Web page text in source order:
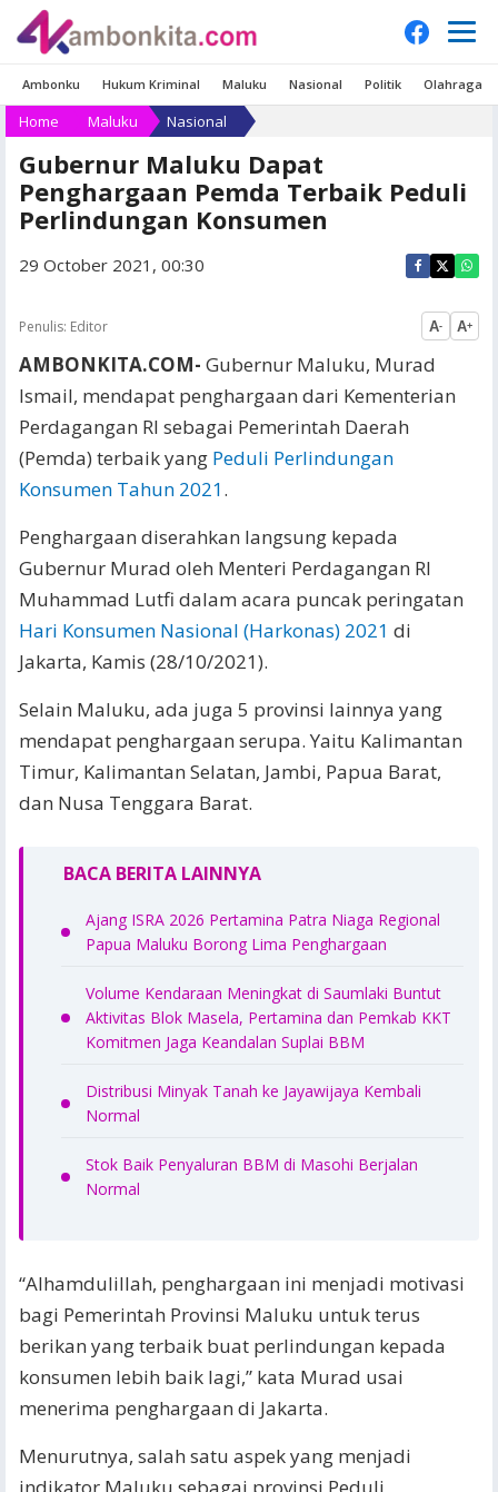
Ambonku Hukum Kriminal Maluku Nasional Politik Olahraga
Home Maluku Nasional
Gubernur Maluku Dapat
Penghargaan Pemda Terbaik Peduli
Perlindungan Konsumen
29 October 2021, 00:30
Penulis: Editor A- A+
AMBONKITA.COM- Gubernur Maluku, Murad
Ismail, mendapat penghargaan dari Kementerian
Perdagangan RI sebagai Pemerintah Daerah
(Pemda) terbaik yang Peduli Perlindungan
Konsumen Tahun 2021.
Penghargaan diserahkan langsung kepada
Gubernur Murad oleh Menteri Perdagangan RI
Muhammad Lutfi dalam acara puncak peringatan
Hari Konsumen Nasional (Harkonas) 2021 di
Jakarta, Kamis (28/10/2021).
Selain Maluku, ada juga 5 provinsi lainnya yang
mendapat penghargaan serupa. Yaitu Kalimantan
Timur, Kalimantan Selatan, Jambi, Papua Barat,
dan Nusa Tenggara Barat.
BACA BERITA LAINNYA
Ajang ISRA 2026 Pertamina Patra Niaga Regional
Papua Maluku Borong Lima Penghargaan
Volume Kendaraan Meningkat di Saumlaki Buntut
Aktivitas Blok Masela, Pertamina dan Pemkab KKT
Komitmen Jaga Keandalan Suplai BBM
Distribusi Minyak Tanah ke Jayawijaya Kembali
Normal
Stok Baik Penyaluran BBM di Masohi Berjalan
Normal
“Alhamdulillah, penghargaan ini menjadi motivasi
bagi Pemerintah Provinsi Maluku untuk terus
berikan yang terbaik buat perlindungan kepada
konsumen lebih baik lagi,” kata Murad usai
menerima penghargaan di Jakarta.
Menurutnya, salah satu aspek yang menjadi